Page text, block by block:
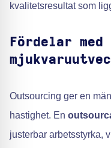
kvalitetsresultat som
Fördelar
Outsourcing ger en
hastighet. En
justerbar arbetsstyrka,